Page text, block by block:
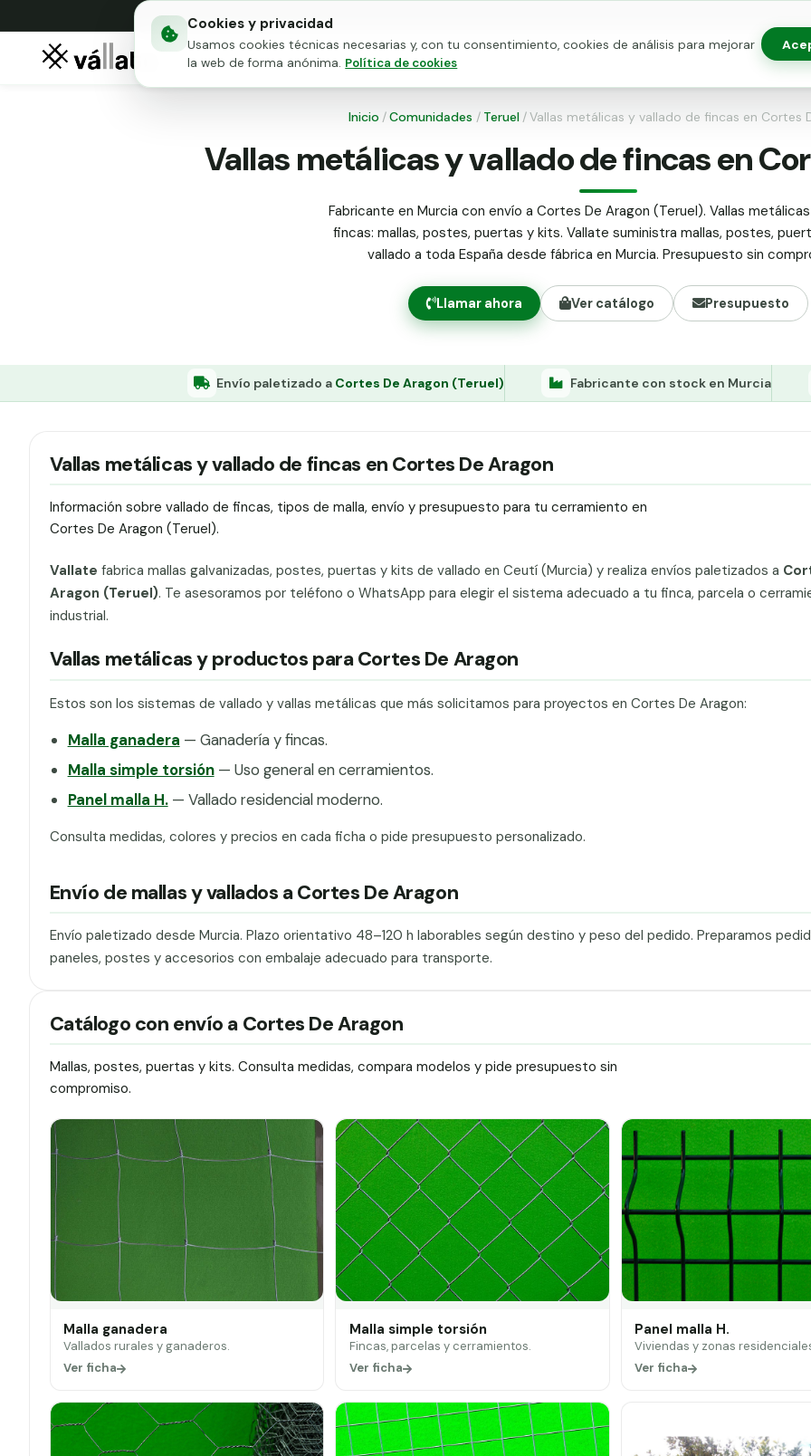
Cookies y privacidad
Usamos cookies técnicas necesarias y, con tu consentimiento, cookies de análisis para mejorar
la web de forma anónima. Política de cookies
Mallas metálicas
Puertas para vallado
Inicio /Comunidades / Teruel /Vallas metálicas y vallado de fincas en Cortes
Vallas metálicas y vallado de fincas en
Fabricante en Murcia con envío a Cortes De Aragon (Teruel). Vallas
fincas: mallas, postes, puertas y kits. Vallate suministra mallas, postes,
vallado a toda España desde fábrica en Murcia. Presupuesto sin
Llamar ahora Ver catálogo Presupuesto
Envío paletizado a Cortes De Aragon (Teruel) Fabricante con stock en Murcia
Vallas metálicas y vallado de fincas en Cortes De Aragon
Información sobre vallado de fincas, tipos de malla, envío y presupuesto para tu cerramiento en
Cortes De Aragon (Teruel).
Vallate fabrica mallas galvanizadas, postes, puertas y kits de vallado en Ceutí (Murcia) y realiza envíos paletizados a
Aragon (Teruel). Te asesoramos por teléfono o WhatsApp para elegir el sistema adecuado a tu finca, parcela o
industrial.
Vallas metálicas y productos para Cortes De Aragon
Estos son los sistemas de vallado y vallas metálicas que más solicitamos para proyectos en Cortes De Aragon:
Malla ganadera — Ganadería y fincas.
Malla simple torsión— Uso general en cerramientos.
Panel malla H.— Vallado residencial moderno.
Consulta medidas, colores y precios en cada ficha o pide presupuesto personalizado.
Envío de mallas y vallados a Cortes De Aragon
Envío paletizado desde Murcia. Plazo orientativo 48–120 h laborables según destino y peso del pedido. Preparamos
paneles, postes y accesorios con embalaje adecuado para transporte.
Catálogo con envío a Cortes De Aragon
Mallas, postes, puertas y kits. Consulta medidas, compara modelos y pide presupuesto sin
compromiso.
Malla ganadera
Vallados rurales y ganaderos.
Ver ficha
Malla simple torsión
Fincas, parcelas y cerramientos.
Ver ficha
Panel malla H.
Viviendas y zonas
Ver ficha